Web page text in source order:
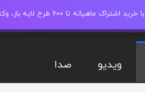
با خرید اشتراک ماهیانه تا 600 طرح لایه باز، وکتور، عکس، فایل های ویدیو وصدا دانلود کنید.
ویدیو صدا